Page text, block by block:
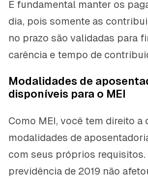
É fundamental manter os
dia, pois somente as
no prazo são validadas para
carência e tempo de
Modalidades de
disponíveis para o MEI
Como MEI, você tem direito a
modalidades de
com seus próprios requisitos.
previdência de 2019 não